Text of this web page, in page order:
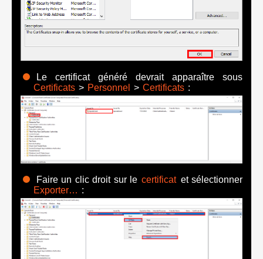
Le certificat généré devrait apparaître sous
Certificats > Personnel > Certificats :
Faire un clic droit sur le certificat et sélectionner
Exporter… :